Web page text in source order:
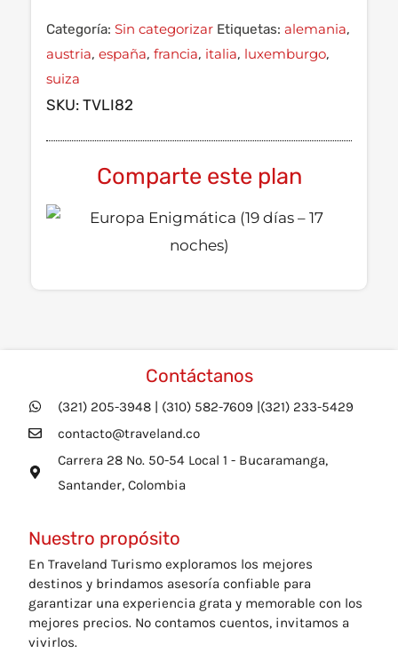
Categoría: Sin categorizar Etiquetas: alemania,
austria, españa, francia, italia, luxemburgo,
suiza
SKU: TVLI82
Comparte este plan
Contáctanos
(321) 205-3948 | (310) 582-7609 |(321) 233-5429
contacto@traveland.co
Carrera 28 No. 50-54 Local 1 - Bucaramanga,
Santander, Colombia
Nuestro propósito
En Traveland Turismo exploramos los mejores
destinos y brindamos asesoría confiable para
garantizar una experiencia grata y memorable con los
mejores precios. No contamos cuentos, invitamos a
vivirlos.